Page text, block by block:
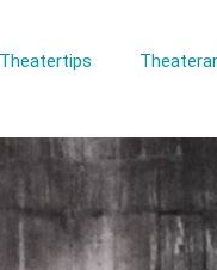
Theatertips